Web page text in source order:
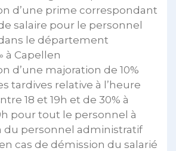
d’une prime correspondant
salaire pour le personnel
le département
à Capellen
d’une majoration de 10%
tardives relative à l’heure
18 et 19h et de 30% à
pour tout le personnel à
du personnel administratif
cas de démission du salarié